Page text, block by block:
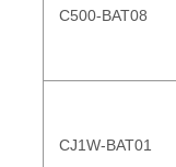
C500-BAT08
CJ1W-BAT01